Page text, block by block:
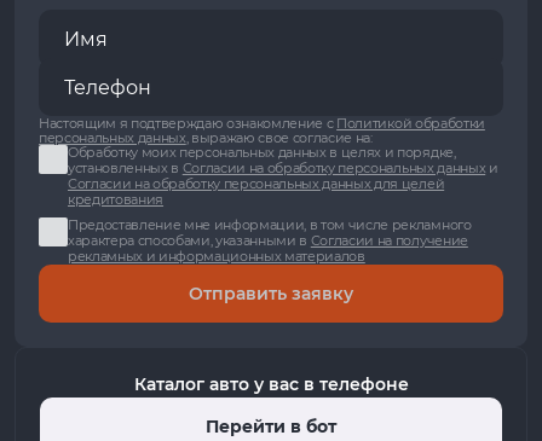
Настоящим я подтверждаю ознакомление с Политикой обработки
персональных данных, выражаю свое согласие на:
Обработку моих персональных данных в целях и порядке,
установленных в Согласии на обработку персональных данныхи
Согласии на обработку персональных данных для целей
кредитования
Предоставление мне информации, в том числе рекламного
характера способами, указанными в Согласии на получение
рекламных и информационных материалов
Отправить заявку
Каталог авто у вас в телефоне
Перейти в бот